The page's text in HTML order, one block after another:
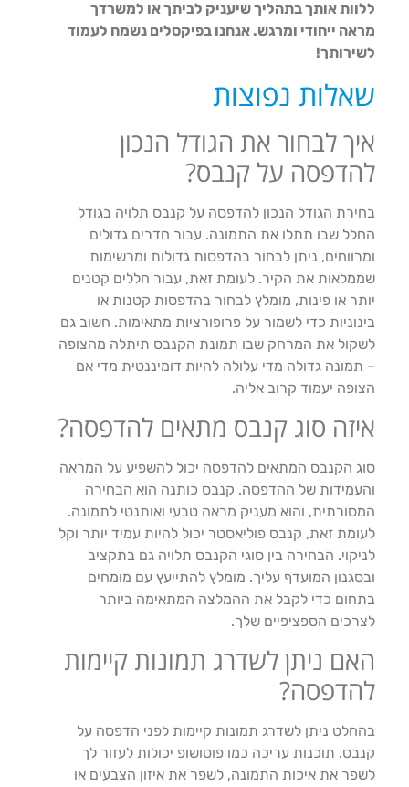
ללוות אותך בתהליך שיעניק לביתך או למשרדך
מראה ייחודי ומרגש. אנחנו בפיקסלים נשמח לעמוד
לשירותך!
שאלות נפוצות
איך לבחור את הגודל הנכון
להדפסה על קנבס?
בחירת הגודל הנכון להדפסה על קנבס תלויה בגודל
החלל שבו תתלו את התמונה. עבור חדרים גדולים
ומרווחים, ניתן לבחור בהדפסות גדולות ומרשימות
שממלאות את הקיר. לעומת זאת, עבור חללים קטנים
יותר או פינות, מומלץ לבחור בהדפסות קטנות או
בינוניות כדי לשמור על פרופורציות מתאימות. חשוב גם
לשקול את המרחק שבו תמונת הקנבס תיתלה מהצופה
– תמונה גדולה מדי עלולה להיות דומיננטית מדי אם
הצופה יעמוד קרוב אליה.
איזה סוג קנבס מתאים להדפסה?
סוג הקנבס המתאים להדפסה יכול להשפיע על המראה
והעמידות של ההדפסה. קנבס כותנה הוא הבחירה
המסורתית, והוא מעניק מראה טבעי ואותנטי לתמונה.
לעומת זאת, קנבס פוליאסטר יכול להיות עמיד יותר וקל
לניקוי. הבחירה בין סוגי הקנבס תלויה גם בתקציב
ובסגנון המועדף עליך. מומלץ להתייעץ עם מומחים
בתחום כדי לקבל את ההמלצה המתאימה ביותר
לצרכים הספציפיים שלך.
האם ניתן לשדרג תמונות קיימות
להדפסה?
בהחלט ניתן לשדרג תמונות קיימות לפני הדפסה על
קנבס. תוכנות עריכה כמו פוטושופ יכולות לעזור לך
לשפר את איכות התמונה, לשפר את איזון הצבעים או